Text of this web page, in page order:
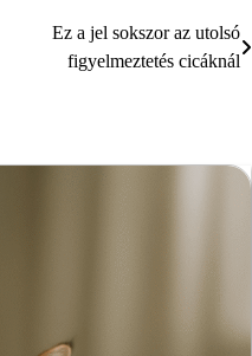
Ez a jel sokszor az utolsó
figyelmeztetés cicáknál